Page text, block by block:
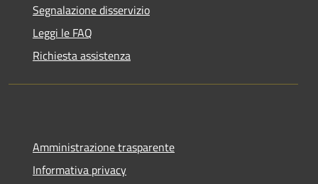
Segnalazione disservizio
Leggi le FAQ
Richiesta assistenza
Amministrazione trasparente
Informativa privacy